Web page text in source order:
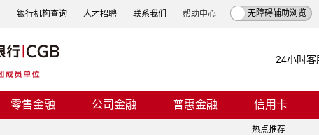
银行机构查询 人才招聘 联系我们 帮助中心 无障碍辅助浏览
24小时客
零售金融 公司金融 普惠金融 信用卡
热点推荐